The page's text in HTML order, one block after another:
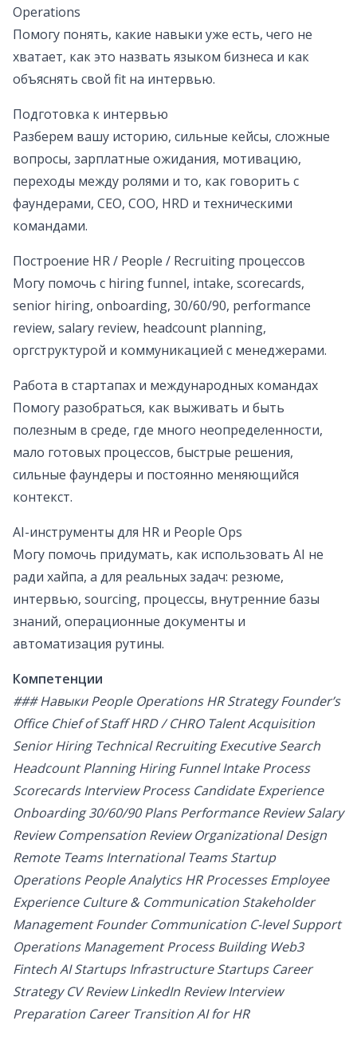
Operations
Помогу понять, какие навыки уже есть, чего не
хватает, как это назвать языком бизнеса и как
объяснять свой fit на интервью.
Подготовка к интервью
Разберем вашу историю, сильные кейсы, сложные
вопросы, зарплатные ожидания, мотивацию,
переходы между ролями и то, как говорить с
фаундерами, CEO, COO, HRD и техническими
командами.
Построение HR / People / Recruiting процессов
Могу помочь с hiring funnel, intake, scorecards,
senior hiring, onboarding, 30/60/90, performance
review, salary review, headcount planning,
оргструктурой и коммуникацией с менеджерами.
Работа в стартапах и международных командах
Помогу разобраться, как выживать и быть
полезным в среде, где много неопределенности,
мало готовых процессов, быстрые решения,
сильные фаундеры и постоянно меняющийся
контекст.
AI-инструменты для HR и People Ops
Могу помочь придумать, как использовать AI не
ради хайпа, а для реальных задач: резюме,
интервью, sourcing, процессы, внутренние базы
знаний, операционные документы и
автоматизация рутины.
Компетенции
### Навыки People Operations HR Strategy Founder’s
Office Chief of Staff HRD / CHRO Talent Acquisition
Senior Hiring Technical Recruiting Executive Search
Headcount Planning Hiring Funnel Intake Process
Scorecards Interview Process Candidate Experience
Onboarding 30/60/90 Plans Performance Review Salary
Review Compensation Review Organizational Design
Remote Teams International Teams Startup
Operations People Analytics HR Processes Employee
Experience Culture & Communication Stakeholder
Management Founder Communication C-level Support
Operations Management Process Building Web3
Fintech AI Startups Infrastructure Startups Career
Strategy CV Review LinkedIn Review Interview
Preparation Career Transition AI for HR